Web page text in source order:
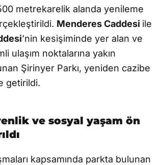
metrekarelik alanda yenileme
Menderes Caddesi ile
’nin kesişiminde yer alan ve
ulaşım noktalarına yakın
Şirinyer Parkı, yeniden cazibe
getirildi.
ve sosyal yaşam ön
kapsamında parkta bulunan